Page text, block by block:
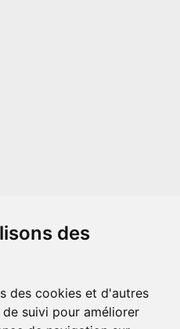
des
des cookies et d'autres
suivi pour améliorer
et n'est en aucun cas lié de